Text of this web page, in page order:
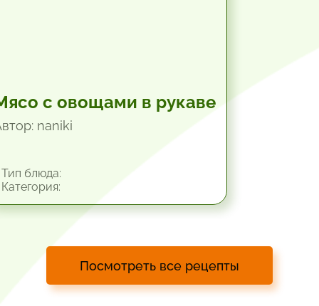
с овощами в рукаве
naniki
блюда:
Посмотреть все рецепты